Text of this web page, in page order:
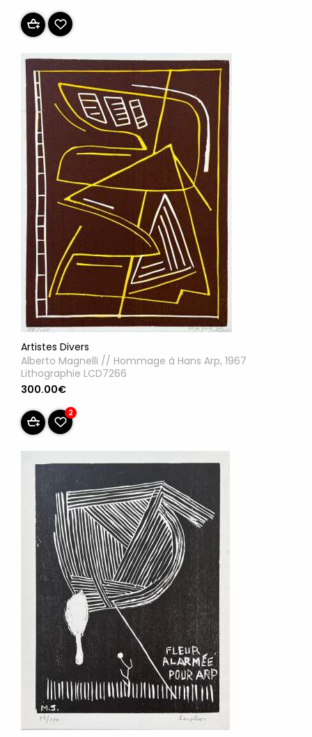
Artistes Divers
Alberto Magnelli // Hommage à Hans Arp, 1967
Lithographie LCD7266
300.00€
2